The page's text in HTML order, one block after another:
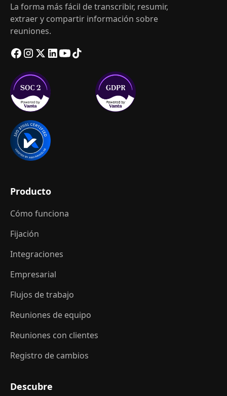
La forma más fácil de transcribir, resumir,
extraer y compartir información sobre
reuniones.
Producto
Cómo funciona
Fijación
Integraciones
Empresarial
Flujos de trabajo
Reuniones de equipo
Reuniones con clientes
Registro de cambios
Descubre